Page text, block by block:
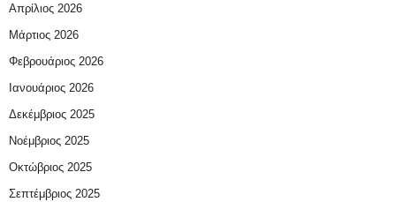
Απρίλιος 2026
Μάρτιος 2026
Φεβρουάριος 2026
Ιανουάριος 2026
Δεκέμβριος 2025
Νοέμβριος 2025
Οκτώβριος 2025
Σεπτέμβριος 2025